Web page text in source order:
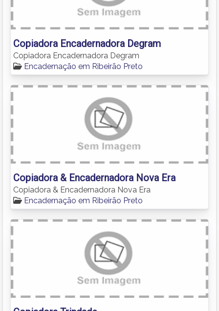
Copiadora Encadernadora Degram
Copiadora Encadernadora Degram
Encadernação em Ribeirão Preto
Copiadora & Encadernadora Nova Era
Copiadora & Encadernadora Nova Era
Encadernação em Ribeirão Preto